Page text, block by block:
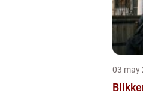
03 may